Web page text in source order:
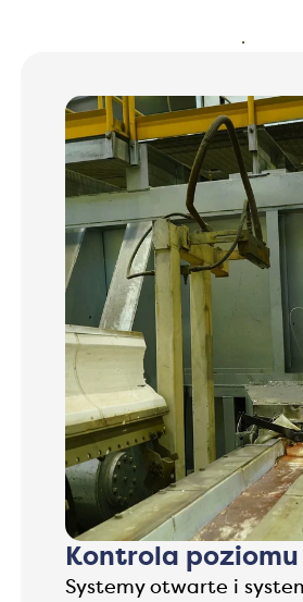
Kontrola
Systemy otwarte i